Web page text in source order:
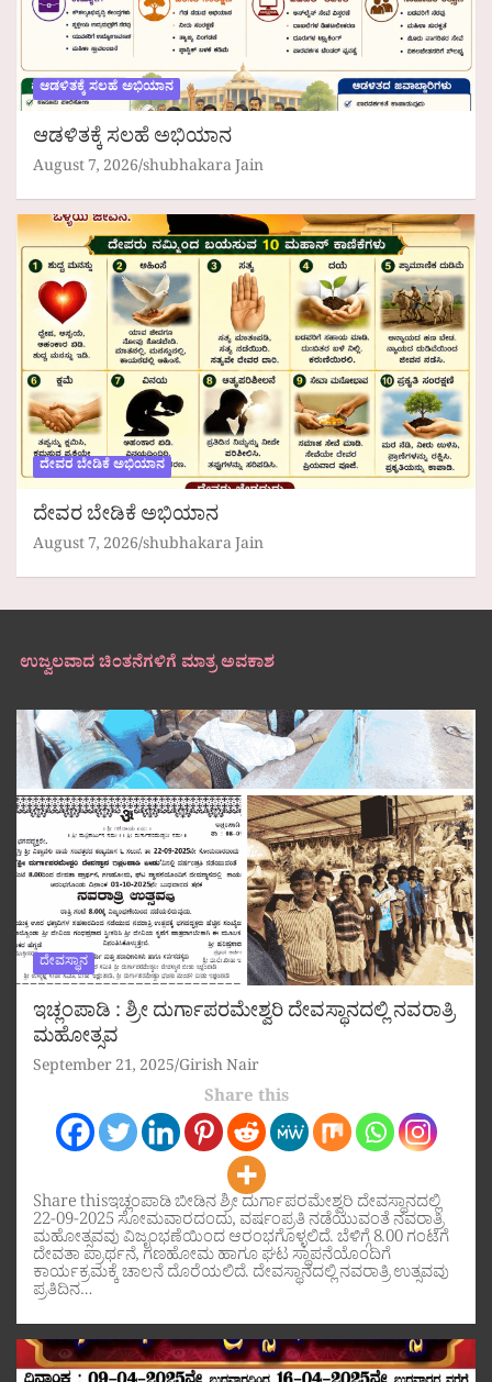
ಆಡಳಿತಕ್ಕೆ ಸಲಹೆ ಅಭಿಯಾನ
ಆಡಳಿತಕ್ಕೆ ಸಲಹೆ ಅಭಿಯಾನ
August 7, 2026 shubhakara Jain
ದೇವರ ಬೇಡಿಕೆ ಅಭಿಯಾನ
ದೇವರ ಬೇಡಿಕೆ ಅಭಿಯಾನ
August 7, 2026 shubhakara Jain
ಉಜ್ವಲವಾದ ಚಿಂತನೆಗಳಿಗೆ ಮಾತ್ರ ಅವಕಾಶ
ದೇವಸ್ಥಾನ
ಇಚ್ಲಂಪಾಡಿ : ಶ್ರೀ ದುರ್ಗಾಪರಮೇಶ್ವರಿ ದೇವಸ್ಥಾನದಲ್ಲಿ ನವರಾತ್ರಿ
ಮಹೋತ್ಸವ
September 21, 2025 Girish Nair
Share this
Share thisಇಚ್ಲಂಪಾಡಿ ಬೀಡಿನ ಶ್ರೀ ದುರ್ಗಾಪರಮೇಶ್ವರಿ ದೇವಸ್ಥಾನದಲ್ಲಿ
22-09-2025 ಸೋಮವಾರದಂದು, ವರ್ಷಂಪ್ರತಿ ನಡೆಯುವಂತೆ ನವರಾತ್ರಿ
ಮಹೋತ್ಸವವು ವಿಜೃಂಭಣೆಯಿಂದ ಆರಂಭಗೊಳ್ಳಲಿದೆ. ಬೆಳಿಗ್ಗೆ 8.00 ಗಂಟೆಗೆ
ದೇವತಾ ಪ್ರಾರ್ಥನೆ, ಗಣಹೋಮ ಹಾಗೂ ಘಟ ಸ್ಥಾಪನೆಯೊಂದಿಗೆ
ಕಾರ್ಯಕ್ರಮಕ್ಕೆ ಚಾಲನೆ ದೊರೆಯಲಿದೆ. ದೇವಸ್ಥಾನದಲ್ಲಿ ನವರಾತ್ರಿ ಉತ್ಸವವು
ಪ್ರತಿದಿನ…